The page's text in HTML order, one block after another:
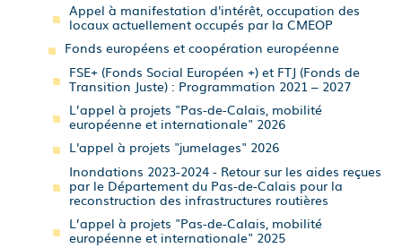
Appel à manifestation d'intérêt, occupation des
locaux actuellement occupés par la CMEOP
Fonds européens et coopération européenne
FSE+ (Fonds Social Européen +) et FTJ (Fonds de
Transition Juste) : Programmation 2021 – 2027
L’appel à projets "Pas-de-Calais, mobilité
européenne et internationale" 2026
L'appel à projets "jumelages" 2026
Inondations 2023-2024 - Retour sur les aides reçues
par le Département du Pas-de-Calais pour la
reconstruction des infrastructures routières
L’appel à projets "Pas-de-Calais, mobilité
européenne et internationale" 2025